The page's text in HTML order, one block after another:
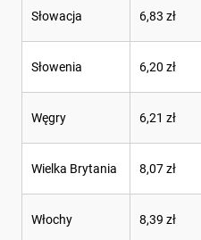
Słowacja 6,83 zł
Słowenia 6,20 zł
Węgry 6,21 zł
Wielka Brytania 8,07 zł
Włochy 8,39 zł